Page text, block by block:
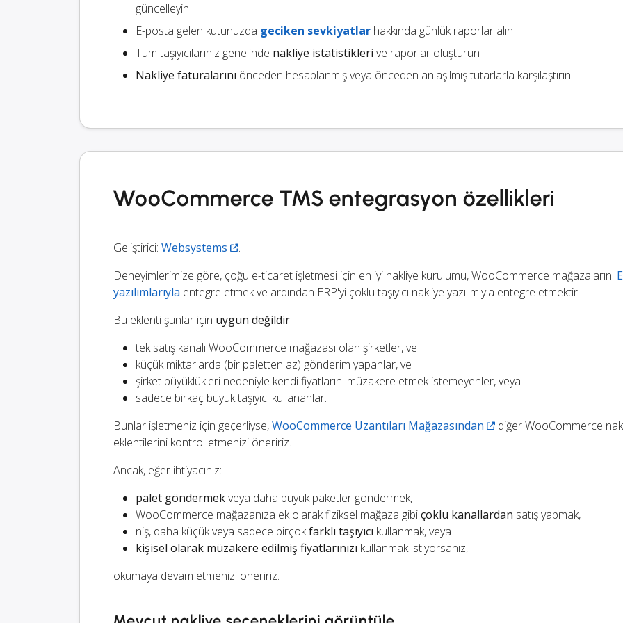
güncelleyin
E-posta gelen kutunuzda geciken sevkiyatlar hakkında günlük raporlar alın
Tüm taşıyıcılarınız genelinde nakliye istatistikleri ve raporlar oluşturun
Nakliye faturalarını önceden hesaplanmış veya önceden anlaşılmış tutarlarla karşılaştırın
WooCommerce TMS entegrasyon özellikleri
Geliştirici: Websystems
.
Deneyimlerimize göre, çoğu e-ticaret işletmesi için en iyi nakliye kurulumu, WooCommerce mağazalarını
yazılımlarıyla entegre etmek ve ardından ERP'yi çoklu taşıyıcı nakliye yazılımıyla entegre etmektir.
Bu eklenti şunlar için uygun değildir:
tek satış kanalı WooCommerce mağazası olan şirketler, ve
küçük miktarlarda (bir paletten az) gönderim yapanlar, ve
şirket büyüklükleri nedeniyle kendi fiyatlarını müzakere etmek istemeyenler, veya
sadece birkaç büyük taşıyıcı kullananlar.
Bunlar işletmeniz için geçerliyse,WooCommerce Uzantıları Mağazasından
diğer WooCommerce
eklentilerini kontrol etmenizi öneririz.
Ancak, eğer ihtiyacınız:
palet göndermekveya daha büyük paketler göndermek,
WooCommerce mağazanıza ek olarak fiziksel mağaza gibiçoklu kanallardan satış yapmak,
niş, daha küçük veya sadece birçokfarklı taşıyıcı kullanmak, veya
kişisel olarak müzakere edilmiş fiyatlarınızı kullanmak istiyorsanız,
okumaya devam etmenizi öneririz.